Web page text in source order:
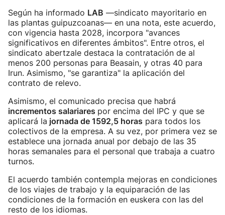
Según ha informado LAB —sindicato mayoritario en
las plantas guipuzcoanas— en una nota, este acuerdo,
con vigencia hasta 2028, incorpora "avances
significativos en diferentes ámbitos". Entre otros, el
sindicato abertzale destaca la contratación de al
menos 200 personas para Beasain, y otras 40 para
Irun. Asimismo, "se garantiza" la aplicación del
contrato de relevo.
Asimismo, el comunicado precisa que habrá
incrementos salariares por encima del IPC y que se
aplicará la jornada de 1592,5 horas para todos los
colectivos de la empresa. A su vez, por primera vez se
establece una jornada anual por debajo de las 35
horas semanales para el personal que trabaja a cuatro
turnos.
El acuerdo también contempla mejoras en condiciones
de los viajes de trabajo y la equiparación de las
condiciones de la formación en euskera con las del
resto de los idiomas.